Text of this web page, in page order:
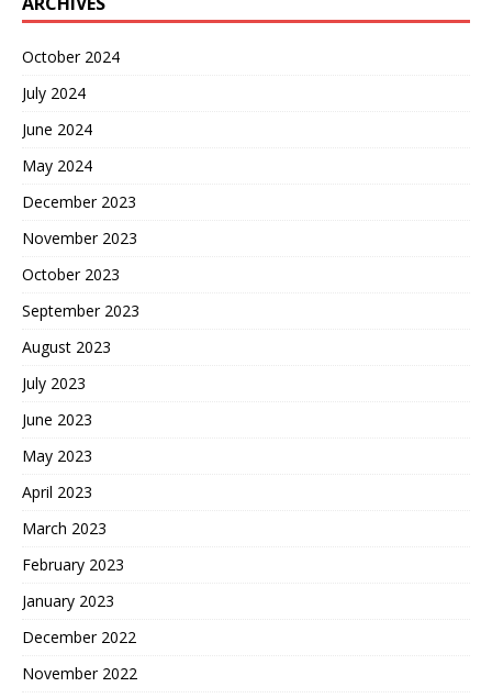
October 2024
July 2024
June 2024
May 2024
December 2023
November 2023
October 2023
September 2023
August 2023
July 2023
June 2023
May 2023
April 2023
March 2023
February 2023
January 2023
December 2022
November 2022